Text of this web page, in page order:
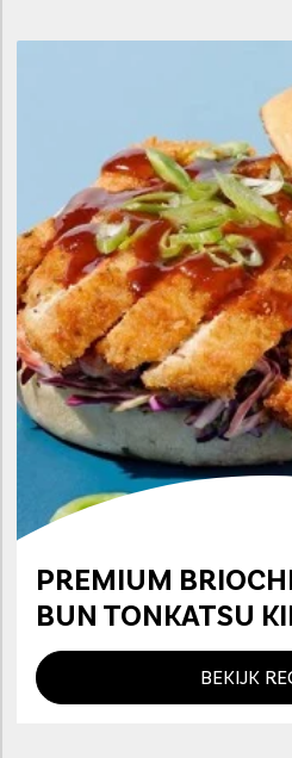
PREMIUM
BUN TONKATSU
BEKIJK